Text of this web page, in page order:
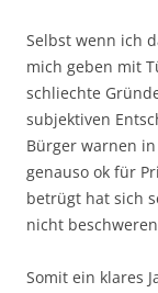
Selbst wenn ich
mich geben mit
schliechte
subjektiven
Bürger warnen in
genauso ok für
betrügt hat sich
nicht
Somit ein klares